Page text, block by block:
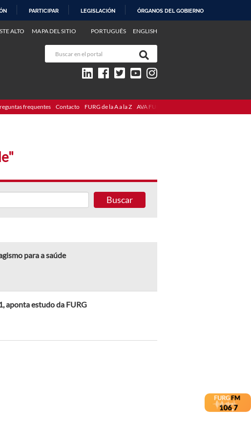
PARTICIPAR LEGISLACIÓN ÓRGANOS DEL GOBIERNO
PORTUGUÊS ENGLISH
ALTO MAPA DEL SITIO
frequentes Contacto FURG de la A a la Z AVA FURG
Buscar
para a saúde
aponta estudo da FURG